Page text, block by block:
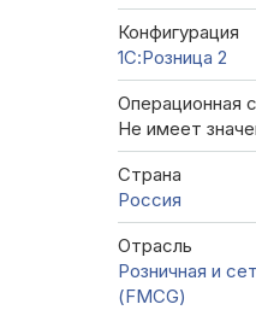
Конфигурация
1С:Розница 2
Операционная
Не имеет
Страна
Россия
Отрасль
Розничная и
(FMCG)